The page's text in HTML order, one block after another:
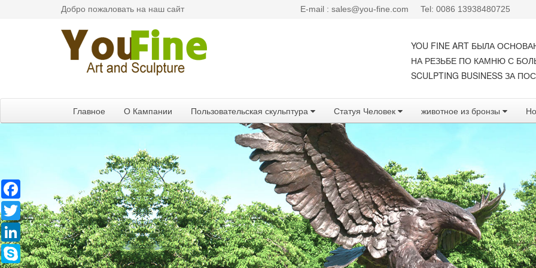
Добро пожаловать на наш сайт E-mail : sales@you-fine.com Tel: 0086 13938480725
YOU FINE ART БЫЛА
НА РЕЗЬБЕ ПО КАМНЮ С
SCULPTING BUSINESS ЗА
Главное О Кампании Пользовательская скульптура Статуя Человек животное из бронзы
Twitter
LinkedIn
Skype